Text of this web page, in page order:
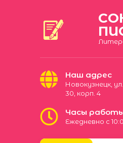
Наш адрес
Новокузнецк,
30, корп. 4
Часы
Ежедневно с